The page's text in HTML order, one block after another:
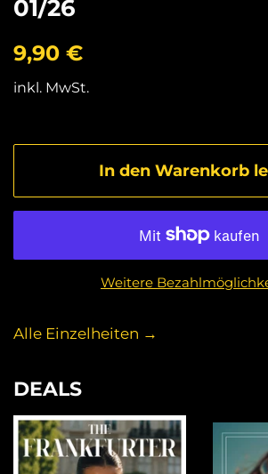
01/26
Normaler
9,90 €
inkl. MwSt.
In den Warenkorb
Weitere
Alle Einzelheiten →
DEALS